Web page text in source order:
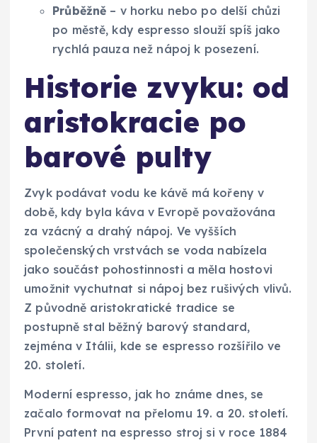
Průběžně – v horku nebo po delší chůzi
po městě, kdy espresso slouží spíš jako
rychlá pauza než nápoj k posezení.
Historie zvyku: od
aristokracie po
barové pulty
Zvyk podávat vodu ke kávě má kořeny v
době, kdy byla káva v Evropě považována
za vzácný a drahý nápoj. Ve vyšších
společenských vrstvách se voda nabízela
jako součást pohostinnosti a měla hostovi
umožnit vychutnat si nápoj bez rušivých vlivů.
Z původně aristokratické tradice se
postupně stal běžný barový standard,
zejména v Itálii, kde se espresso rozšířilo ve
20. století.
Moderní espresso, jak ho známe dnes, se
začalo formovat na přelomu 19. a 20. století.
První patent na espresso stroj si v roce 1884